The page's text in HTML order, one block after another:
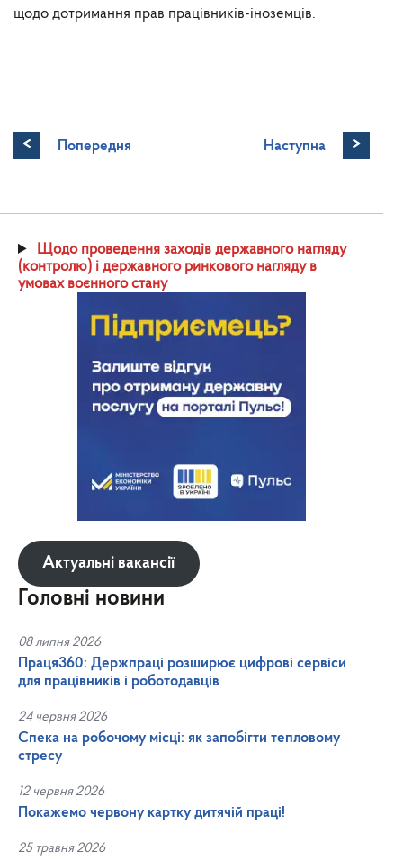
щодо дотримання прав працівників-іноземців.
< Попередня Наступна >
Щодо проведення заходів державного нагляду
(контролю) і державного ринкового нагляду в
умовах воєнного стану
Актуальні вакансії
Головні новини
08 липня 2026
Праця360: Держпраці розширює цифрові сервіси
для працівників і роботодавців
24 червня 2026
Спека на робочому місці: як запобігти тепловому
стресу
12 червня 2026
Покажемо червону картку дитячій праці!
25 травня 2026